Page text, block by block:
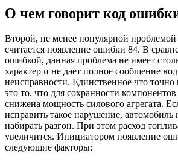
О чем говорит код
Второй, не менее популярной проблемой
считается появление ошибки 84. В
ошибкой, данная проблема не имеет
характер и не дает полное сообщение
неисправности. Единственное что точно
это то, что для сохранности
снижена мощность силового агрегата.
исправить такое нарушение, автомобиль
набирать разгон. При этом расход
увеличится. Инициатором появление
следующие факторы: